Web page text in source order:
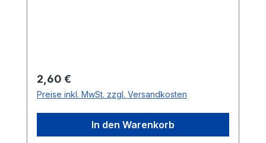
Regulärer Preis:
2,60 €
Preise inkl. MwSt. zzgl. Versandkosten
In den Warenkorb